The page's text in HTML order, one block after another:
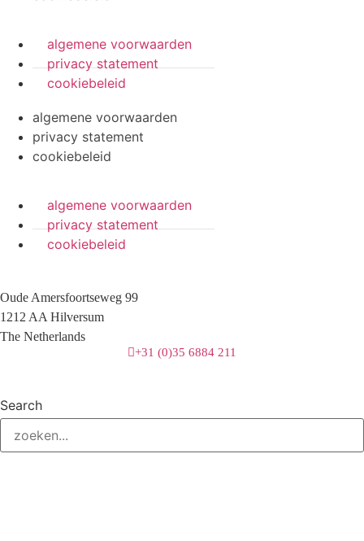
algemene voorwaarden
privacy statement
cookiebeleid
algemene voorwaarden
privacy statement
cookiebeleid
algemene voorwaarden
privacy statement
cookiebeleid
Oude Amersfoortseweg 99
1212 AA Hilversum
The Netherlands
+31 (0)35 6884 211
3 downloads geselecteerd
download
Search